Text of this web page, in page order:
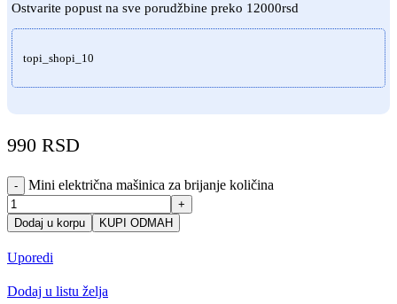
Ostvarite popust na sve porudžbine preko 12000rsd
topi_shopi_10
990 RSD
- Mini električna mašinica za brijanje količina
+
Dodaj u korpu
KUPI ODMAH
Uporedi
Dodaj u listu želja